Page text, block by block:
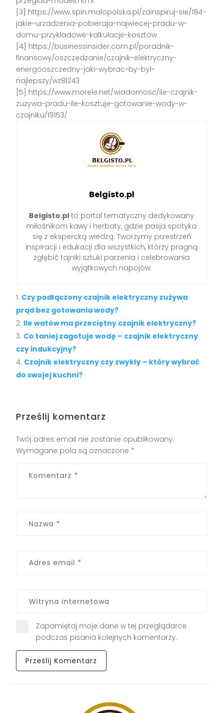
[3] https://www.spin.malopolska.pl/zainspiruj-sie/184-
jakie-urzadzenia-pobieraja-najwiecej-pradu-w-
domu-przykladowe-kalkulacje-kosztow
[4] https://businessinsider.com.pl/poradnik-
finansowy/oszczedzanie/czajnik-elektryczny-
energooszczedny-jaki-wybrac-by-byl-
najlepszy/wz8l243
[5] https://www.morele.net/wiadomosc/ile-czajnik-
zuzywa-pradu-ile-kosztuje-gotowanie-wody-w-
czajniku/19153/
Belgisto.pl
Belgisto.pl to portal tematyczny dedykowany
miłośnikom kawy i herbaty, gdzie pasja spotyka
się z ekspercką wiedzą. Tworzymy przestrzeń
inspiracji i edukacji dla wszystkich, którzy pragną
zgłębić tajniki sztuki parzenia i celebrowania
wyjątkowych napojów.
Czy podłączony czajnik elektryczny zużywa
prąd bez gotowania wody?
Ile watów ma przeciętny czajnik elektryczny?
Co taniej zagotuje wodę – czajnik elektryczny
czy indukcyjny?
Czajnik elektryczny czy zwykły – który wybrać
do swojej kuchni?
Prześlij komentarz
Twój adres email nie zostanie opublikowany.
Wymagane pola są oznaczone *
Zapamiętaj moje dane w tej przeglądarce
podczas pisania kolejnych komentarzy.